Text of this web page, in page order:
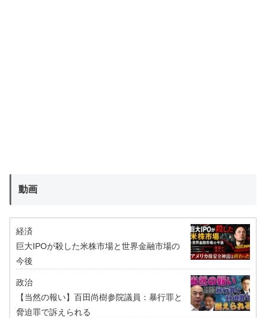
動画
経済
巨大IPOが殺した米株市場と世界金融市場の
今後
政治
【当然の報い】百田尚樹参院議員：暴行罪と
脅迫罪で訴えられる